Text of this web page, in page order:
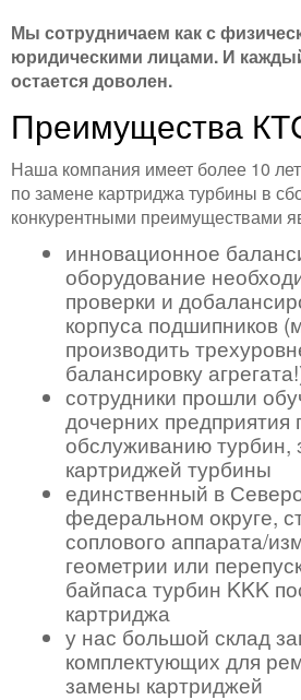
Мы сотрудничаем как с
юридическими лицами. И
остается доволен.
Преимущества
Наша компания имеет более 10
по замене картриджа турбины в
конкурентными преимуществами
инновационное
оборудование
проверки и
корпуса подшипников
производить
балансировку
сотрудники прошли
дочерних предприятия
обслуживанию турбин,
картриджей турбины
единственный в
федеральном округе,
соплового аппарата/
геометрии или
байпаса турбин KKK
картриджа
у нас большой склад
комплектующих для
замены картриджей